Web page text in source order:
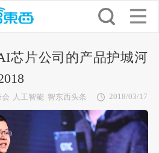
芯片公司的产品护城河
人工智能 智东西头条 2018/03/17